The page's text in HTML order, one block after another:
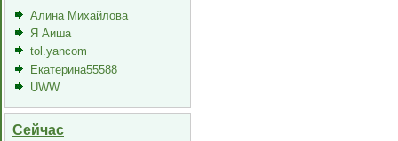
Алина Михайлова
Я Аиша
tol.yancom
Екатерина55588
UWW
Сейчас